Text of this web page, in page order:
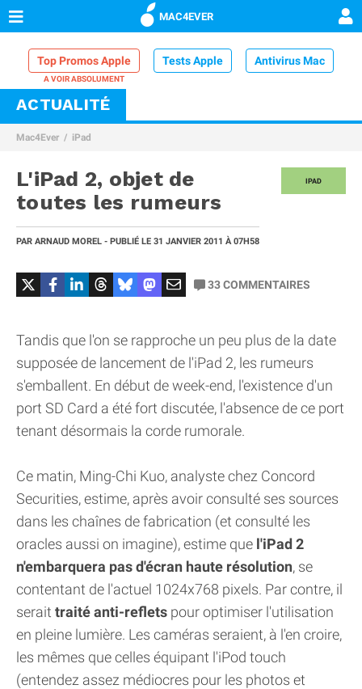
MAC4EVER
Top Promos Apple Tests Apple Antivirus Mac
VPN Mac
Comparatif iPhone
ACTUALITÉ
Mac4Ever iPad
IPAD
L'iPad 2, objet de
toutes les rumeurs
PAR ARNAUD MOREL - PUBLIÉ LE 31 JANVIER 2011 À 07H58
33COMMENTAIRES
Tandis que l'on se rapproche un peu plus de la date
supposée de lancement de l'iPad 2, les rumeurs
s'emballent. En début de week-end, l'existence d'un
port SD Card a été fort discutée, l'absence de ce port
tenant désormais la corde rumorale.
Ce matin, Ming-Chi Kuo, analyste chez Concord
Securities, estime, après avoir consulté ses sources
dans les chaînes de fabrication (et consulté les
oracles aussi on imagine), estime que l'iPad 2
n'embarquera pas d'écran haute résolution, se
contentant de l'actuel 1024x768 pixels. Par contre, il
serait traité anti-reflets pour optimiser l'utilisation
en pleine lumière. Les caméras seraient, à l'en croire,
les mêmes que celles équipant l'iPod touch
(entendez assez médiocres pour les photos et